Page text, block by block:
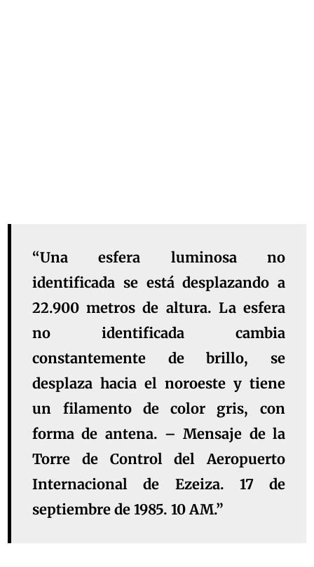
“Una esfera luminosa no
identificada se está desplazando a
22.900 metros de altura. La esfera
no identificada cambia
constantemente de brillo, se
desplaza hacia el noroeste y tiene
un filamento de color gris, con
forma de antena. – Mensaje de la
Torre de Control del Aeropuerto
Internacional de Ezeiza. 17 de
septiembre de 1985. 10 AM.”